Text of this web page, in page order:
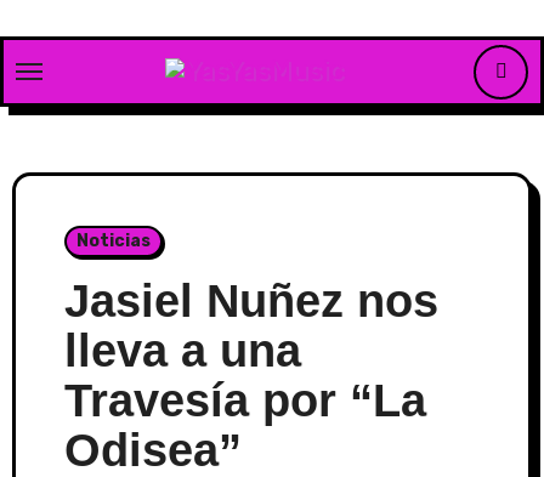
content
Noticias
Jasiel Nuñez nos
lleva a una
Travesía por “La
Odisea”